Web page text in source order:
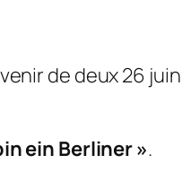
de deux 26
ein Berliner ».